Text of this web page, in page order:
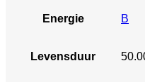
Energie B
Levensduur